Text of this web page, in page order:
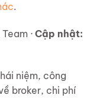
.
· Cập nhật:
niệm, công
broker, chi phí